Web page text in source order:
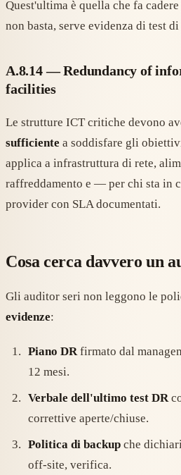
Quest'ultima è quella che fa
non basta, serve evidenza di test
A.8.14 — Redundancy of
facilities
Le strutture ICT critiche devono
sufficiente a soddisfare gli
applica a infrastruttura di rete,
raffreddamento e — per chi sta in
provider con SLA documentati.
Cosa cerca davvero un
Gli auditor seri non leggono le
evidenze:
Piano DRfirmato dal
12 mesi.
Verbale dell'ultimo test DR
correttive aperte/chiuse.
Politica di backup che
off-site, verifica.